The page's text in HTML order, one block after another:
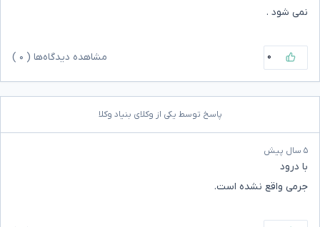
نمی شود .
۰ مشاهده دیدگاه‌ها ( ۰
پاسخ توسط یکی از وکلای بنیاد وکلا
۵ سال پیش
با درود
جرمی واقع نشده است.